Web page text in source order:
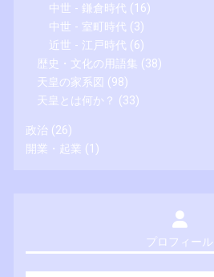
中世 - 鎌倉時代 (16)
中世 - 室町時代 (3)
近世 - 江戸時代 (6)
歴史・文化の用語集 (38)
天皇の家系図 (98)
天皇とは何か？ (33)
政治 (26)
開業・起業 (1)
プロフィール